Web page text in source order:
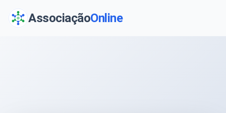
AssociaçãoOnline